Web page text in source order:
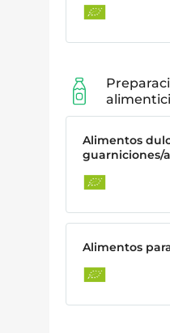
Alimentos
guarniciones/
Alimentos